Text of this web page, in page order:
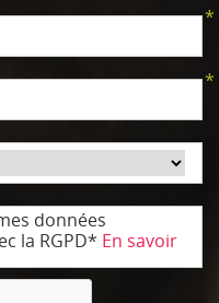
*
*
données
la RGPD* En savoir